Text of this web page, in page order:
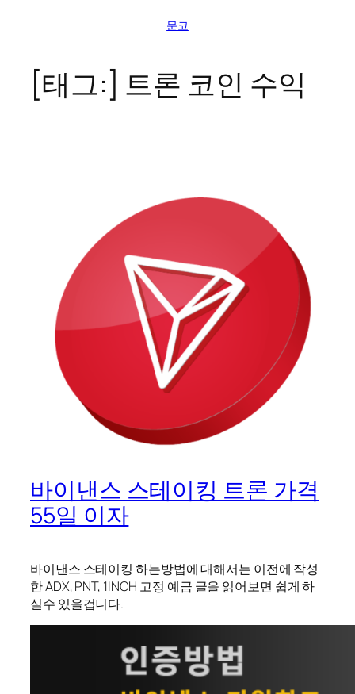
문코
[태그:] 트론 코인 수익
바이낸스 스테이킹 트론 가격
55일 이자
바이낸스 스테이킹 하는방법에 대해서는 이전에 작성
한 ADX, PNT, 1INCH 고정 예금 글을 읽어보면 쉽게 하
실수 있을겁니다.